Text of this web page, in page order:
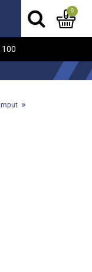
0
»